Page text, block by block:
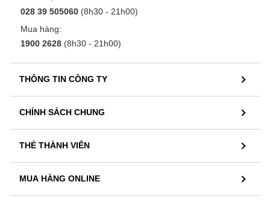
028 39 505060 (8h30 - 21h00)
Mua hàng:
1900 2628 (8h30 - 21h00)
THÔNG TIN CÔNG TY
CHÍNH SÁCH CHUNG
THẺ THÀNH VIÊN
MUA HÀNG ONLINE